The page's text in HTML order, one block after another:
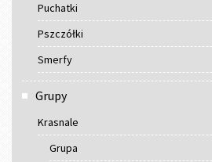
Puchatki
Pszczółki
Smerfy
Grupy
Krasnale
Grupa